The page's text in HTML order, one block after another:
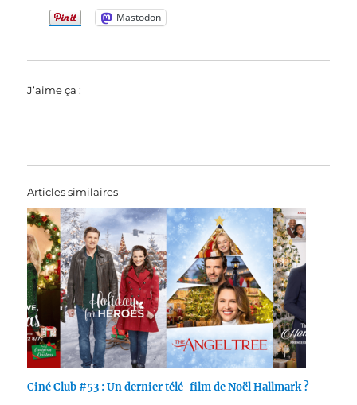
Mastodon
J’aime ça :
Articles similaires
Ciné Club #53 : Un dernier télé-film de Noël Hallmark ?